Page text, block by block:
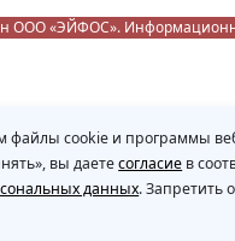
ООО «ЭЙФОС».
файлы cookie и программы
вы даетесогласие в
данных. Запретить